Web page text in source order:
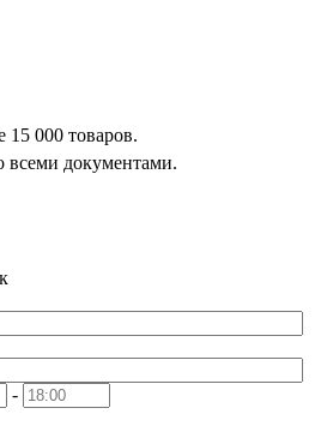
15 000 товаров.
всеми документами.
-